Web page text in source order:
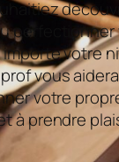
perfectionner
importe votre
vous
votre
à prendre